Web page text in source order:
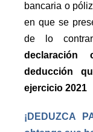
bancaria o
en que se
de lo
declaración
deducción
ejercicio 2021
¡DEDUZCA